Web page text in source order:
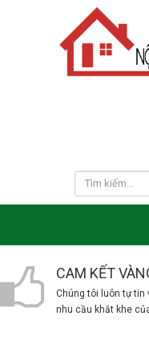
CAM KẾT
Chúng tôi luôn tự tin
nhu cầu khắt khe